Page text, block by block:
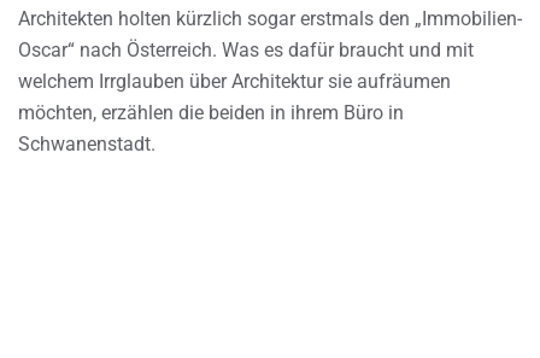
Architekten holten kürzlich sogar erstmals den „Immobilien-
Oscar“ nach Österreich. Was es dafür braucht und mit
welchem Irrglauben über Architektur sie aufräumen
möchten, erzählen die beiden in ihrem Büro in
Schwanenstadt.